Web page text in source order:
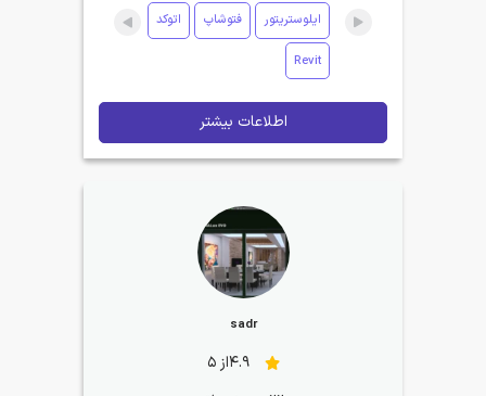
ایلوستریتور فتوشاپ اتوکد
Revit
اطلاعات بیشتر
sadr
4.9از 5